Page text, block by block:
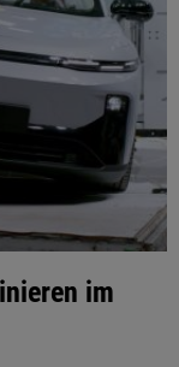
im